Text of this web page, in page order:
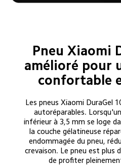
Pneu Xiaomi
amélioré pour
confortable
Les pneus Xiaomi DuraGel
autoréparables.
inférieur à 3,5 mm se loge
la couche gélatineuse
endommagée du pneu,
crevaison. Le pneu est plus
de profiter